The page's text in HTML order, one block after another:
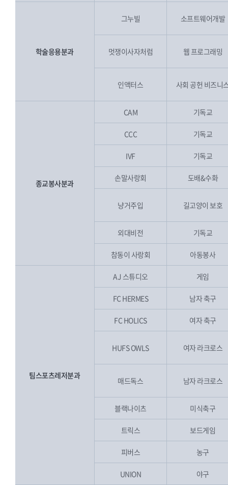
학술응용분과
그누빌 소프트웨어개발
멋쟁이사자처럼 웹 프로그래밍
인액터스 사회 공헌 비즈니
종교봉사분과
CAM 기독교
CCC 기독교
IVF 기독교
손말사랑회 도배&수화
냥거주입 길고양이 보호
외대비전 기독교
참동이 사랑회 아동봉사
팀스포츠레저분과
AJ 스튜디오 게임
FC HERMES 남자 축구
FC HOLICS 여자 축구
HUFS OWLS 여자 라크로스
매드독스 남자 라크로스
블랙나이츠 미식축구
트릭스 보드게임
피버스 농구
UNION 야구